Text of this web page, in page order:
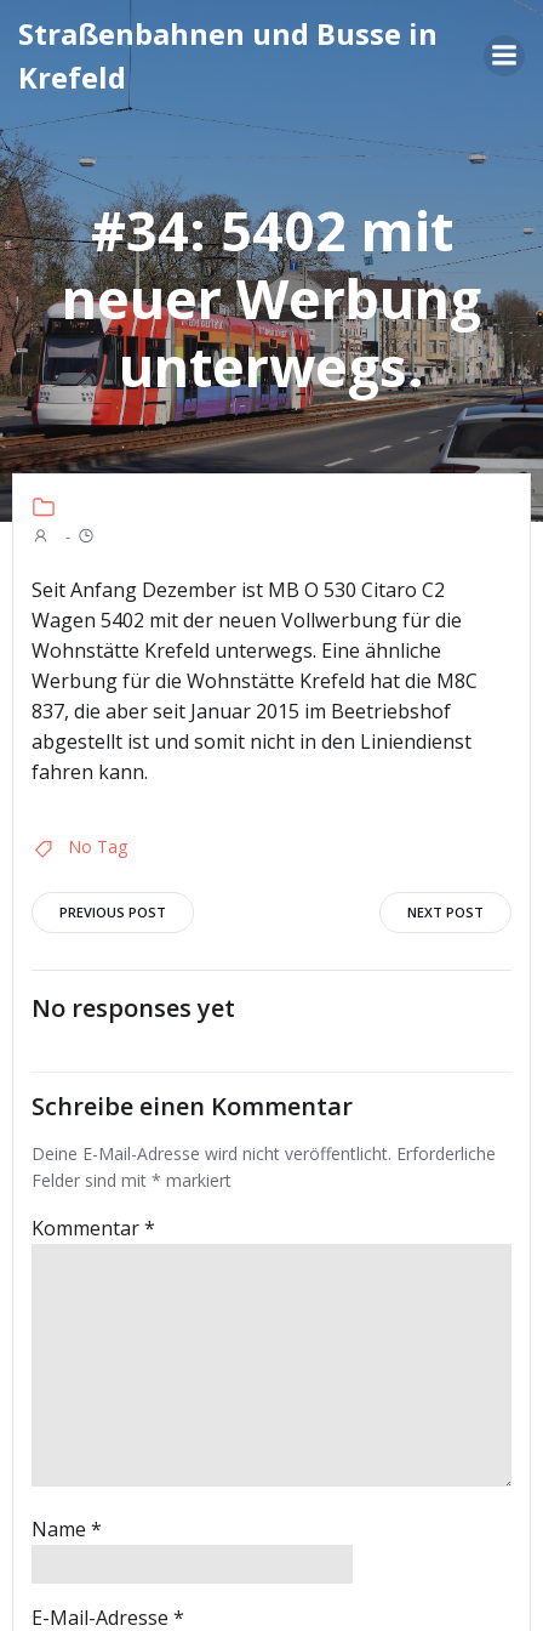
Inhalt
Straßenbahnen und Busse in
Krefeld
#34: 5402 mit
neuer Werbung
unterwegs.
-
Seit Anfang Dezember ist MB O 530 Citaro C2
Wagen 5402 mit der neuen Vollwerbung für die
Wohnstätte Krefeld unterwegs. Eine ähnliche
Werbung für die Wohnstätte Krefeld hat die M8C
837, die aber seit Januar 2015 im Beetriebshof
abgestellt ist und somit nicht in den Liniendienst
fahren kann.
No Tag
Post
navigation
PREVIOUS POST
navigation
NEXT POST
No responses yet
Schreibe einen Kommentar
Deine E-Mail-Adresse wird nicht veröffentlicht. Erforderliche
Felder sind mit * markiert
Kommentar*
Name *
E-Mail-Adresse *